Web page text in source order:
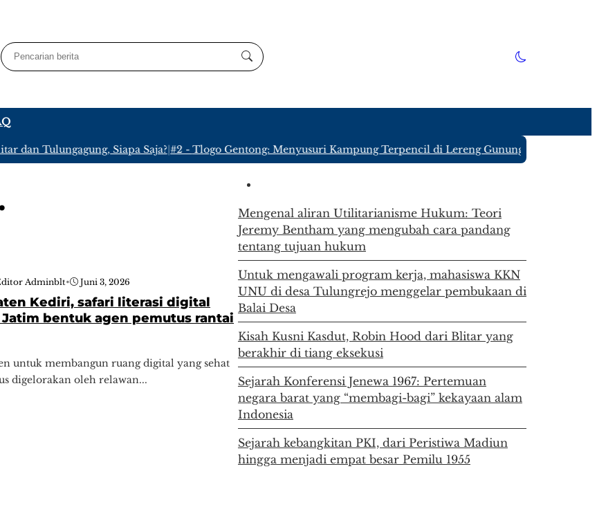
dan Tulungagung, Siapa Saja?|#2 - Tlogo Gentong: Menyusuri Kampung Terpencil di Lereng Gunung Kawi Blitar
Adminblt• Juni 3, 2026
Kediri, safari literasi digital
Jatim bentuk agen pemutus rantai
untuk membangun ruang digital yang sehat
digelorakan oleh relawan...
Mengenal aliran Utilitarianisme Hukum: Teori
Jeremy Bentham yang mengubah cara pandang
tentang tujuan hukum
Untuk mengawali program kerja, mahasiswa KKN
UNU di desa Tulungrejo menggelar pembukaan di
Balai Desa
Kisah Kusni Kasdut, Robin Hood dari Blitar yang
berakhir di tiang eksekusi
Sejarah Konferensi Jenewa 1967: Pertemuan
negara barat yang “membagi-bagi” kekayaan alam
Indonesia
Sejarah kebangkitan PKI, dari Peristiwa Madiun
hingga menjadi empat besar Pemilu 1955